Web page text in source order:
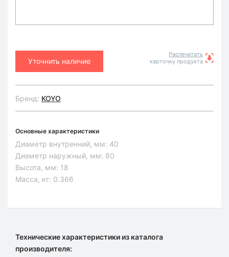
Уточнить наличие
Распечатать
карточку продукта
Бренд: KOYO
Основные характеристики
Диаметр внутренний, мм: 40
Диаметр наружный, мм: 80
Высота, мм: 18
Масса, кг: 0.366
Технические характеристики из каталога
производителя: